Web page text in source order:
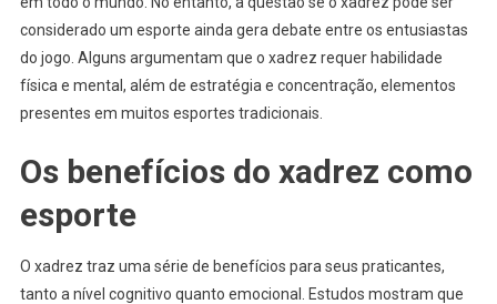
considerado um esporte ainda gera debate entre os entusiastas
do jogo. Alguns argumentam que o xadrez requer habilidade
física e mental, além de estratégia e concentração, elementos
presentes em muitos esportes tradicionais.
Os benefícios do xadrez como
esporte
O xadrez traz uma série de benefícios para seus praticantes,
tanto a nível cognitivo quanto emocional. Estudos mostram que